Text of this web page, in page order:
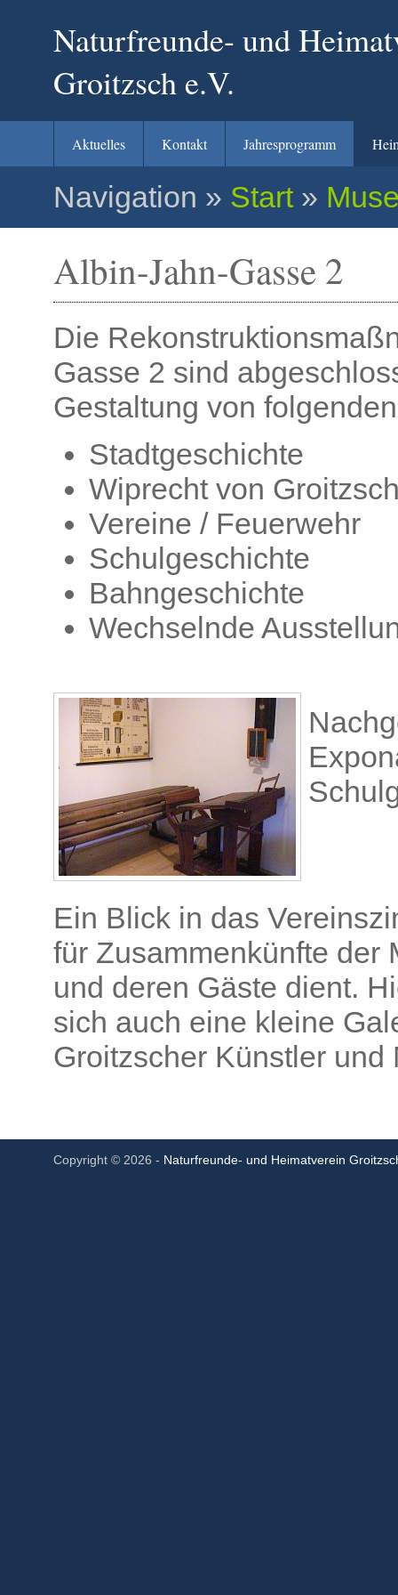
Naturfreunde- und
Groitzsch e.V.
Aktuelles Kontakt Jahresprogramm
Navigation » Start »
Albin-Jahn-Gasse 2
Die
Gasse 2 sind
Gestaltung von
Stadtgeschichte
Wiprecht von
Vereine / Feuerwehr
Schulgeschichte
Bahngeschichte
Wechselnde
Ein Blick in das
für Zusammenkünfte der
und deren Gäste dient.
sich auch eine kleine
Groitzscher Künstler und
Copyright © 2026 - Naturfreunde- und Heimatverein